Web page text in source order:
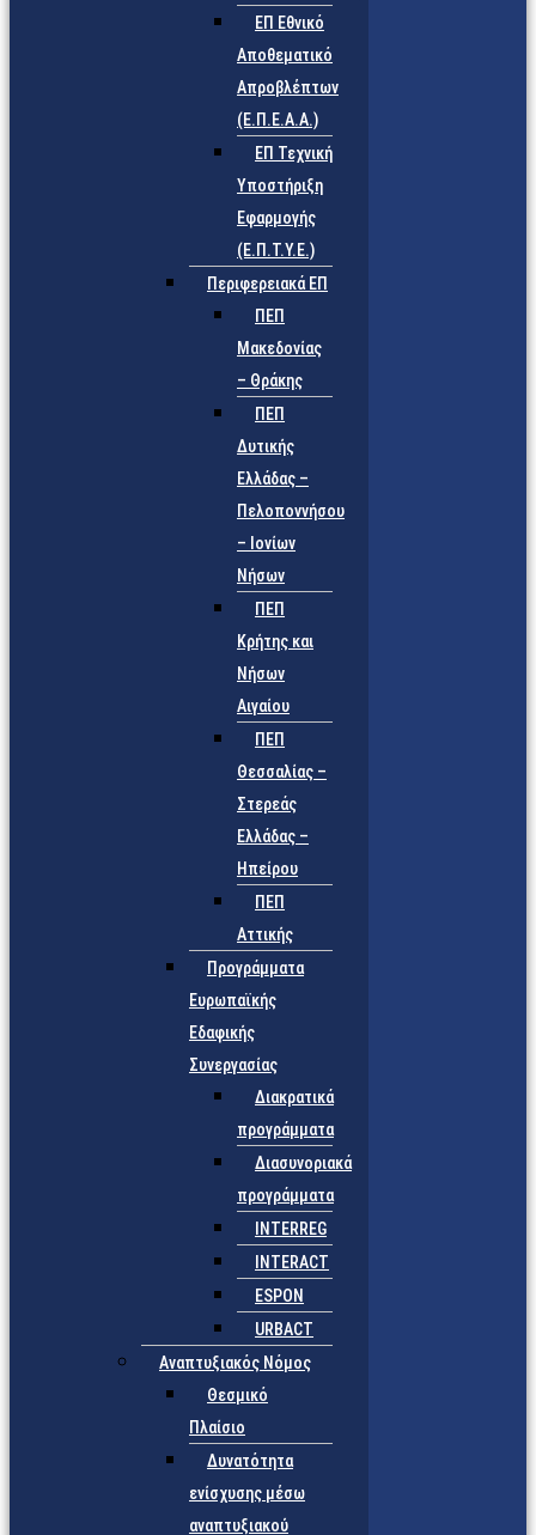
ΕΠ Εθνικό
Αποθεματικό
Απροβλέπτων
(Ε.Π.Ε.Α.Α.)
ΕΠ Τεχνική
Υποστήριξη
Εφαρμογής
(Ε.Π.Τ.Υ.Ε.)
Περιφερειακά ΕΠ
ΠΕΠ
Μακεδονίας
– Θράκης
ΠΕΠ
Δυτικής
Ελλάδας –
Πελοποννήσου
– Ιονίων
Νήσων
ΠΕΠ
Κρήτης και
Νήσων
Αιγαίου
ΠΕΠ
Θεσσαλίας –
Στερεάς
Ελλάδας –
Ηπείρου
ΠΕΠ
Αττικής
Προγράμματα
Ευρωπαϊκής
Εδαφικής
Συνεργασίας
Διακρατικά
προγράμματα
Διασυνοριακά
προγράμματα
INTERREG
INTERACT
ESPON
URBACT
Αναπτυξιακός Νόμος
Θεσμικό
Πλαίσιο
Δυνατότητα
ενίσχυσης μέσω
αναπτυξιακού